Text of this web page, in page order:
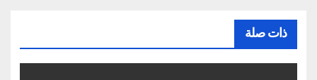
ذات صلة